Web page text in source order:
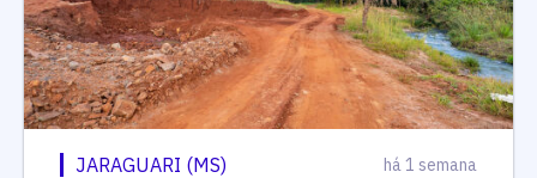
JARAGUARI (MS) há 1 semana